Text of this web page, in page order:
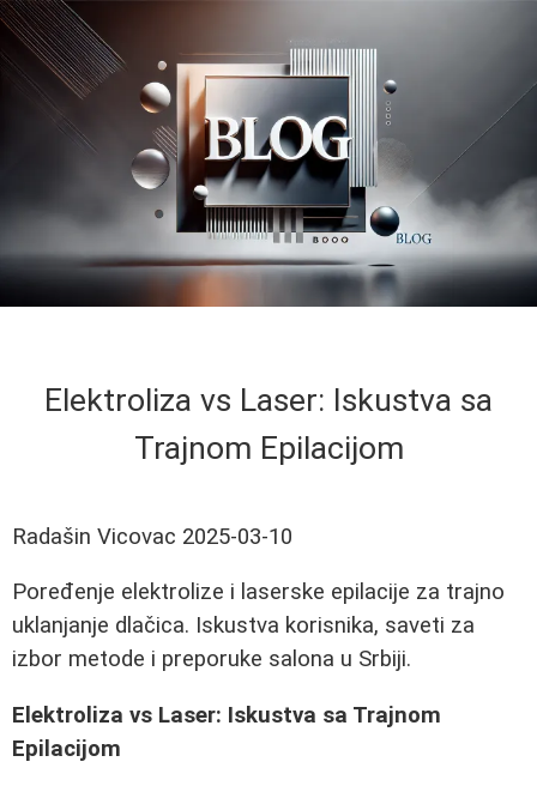
Elektroliza vs Laser: Iskustva sa
Trajnom Epilacijom
Radašin Vicovac 2025-03-10
Poređenje elektrolize i laserske epilacije za trajno
uklanjanje dlačica. Iskustva korisnika, saveti za
izbor metode i preporuke salona u Srbiji.
Elektroliza vs Laser: Iskustva sa Trajnom
Epilacijom